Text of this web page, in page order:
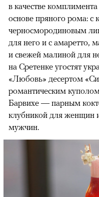
в качестве
основе пряного рома:
черносмородиновым
для него и с амаретто,
и свежей малиной для
на Сретенке угостят
«Любовь» десертом
романтическим
Барвихе — парным
клубникой для женщин
мужчин.